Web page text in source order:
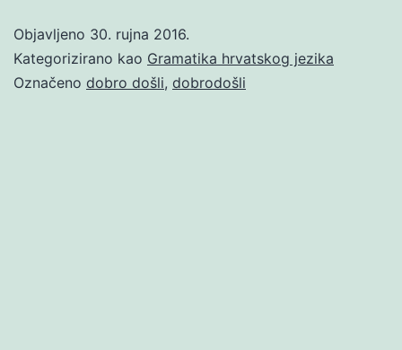
Objavljeno 30. rujna 2016.
Kategorizirano kao Gramatika hrvatskog jezika
Označeno dobro došli, dobrodošli